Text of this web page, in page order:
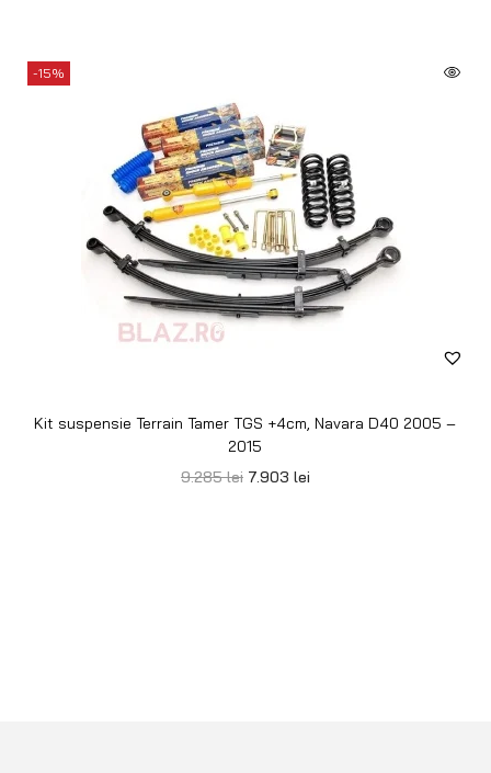
-15%
Kit suspensie Terrain Tamer TGS +4cm, Navara D40 2005 –
2015
9.285lei 7.903 lei